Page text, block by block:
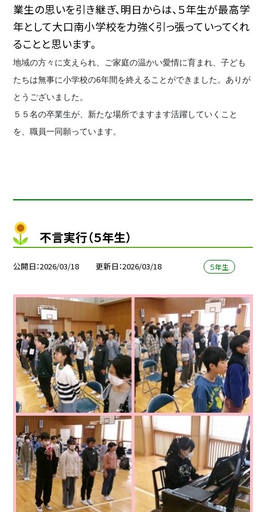
業生の思いを引き継ぎ、明日からは、５年生が最高学
年として大口南小学校を力強く引っ張っていってくれ
ることと思います。
地域の方々に支えられ、ご家庭の温かい愛情に育まれ、子ども
たちは無事に小学校の6年間を終えることができました。ありが
とうございました。
５５名の卒業生が、新たな場所でますます活躍していくこと
を、職員一同願っています。
不言実行（５年生）
公開日 2026/03/18 更新日 2026/03/18 ５年生